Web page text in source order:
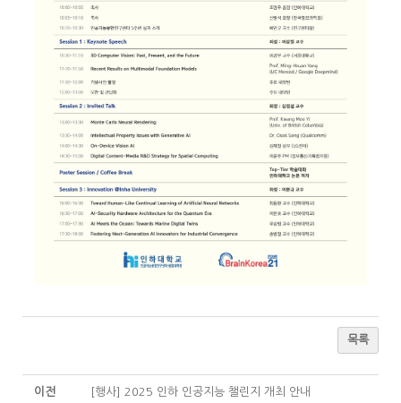
목록
이전 [행사] 2025 인하 인공지능 챌린지 개최 안내